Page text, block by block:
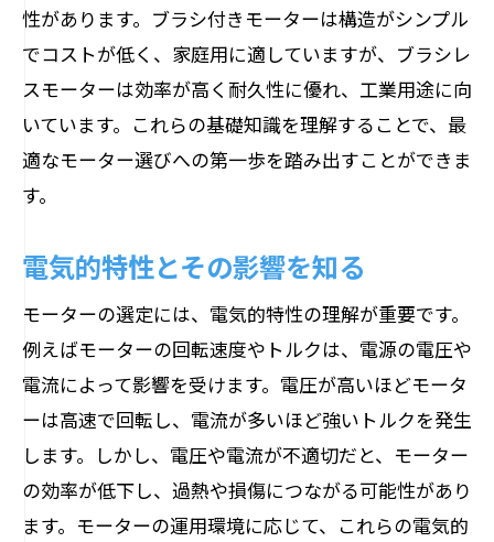
モーターの寿命を延ばす選び方
パワーと効率のバランスを取る選定
過負荷を防ぐための適切な選び方
メンテナンス性を考慮した選定基準
最新技術を活用した性能アップの秘訣
テップ
選び方を体系的に理解するためのプロセ
ス
専門家から学ぶ重要な選定ポイント
選び方のチェックリストを作成する
市場調査を通じた選択肢の絞り込み
失敗しないモーター選びのためのリスク
管理
性があります。ブラシ付きモーターは構造がシンプル
でコストが低く、家庭用に適していますが、ブラシレ
スモーターは効率が高く耐久性に優れ、工業用途に向
いています。これらの基礎知識を理解することで、最
適なモーター選びへの第一歩を踏み出すことができま
す。
電気的特性とその影響を知る
モーターの選定には、電気的特性の理解が重要です。
例えばモーターの回転速度やトルクは、電源の電圧や
電流によって影響を受けます。電圧が高いほどモータ
ーは高速で回転し、電流が多いほど強いトルクを発生
します。しかし、電圧や電流が不適切だと、モーター
の効率が低下し、過熱や損傷につながる可能性があり
ます。モーターの運用環境に応じて、これらの電気的